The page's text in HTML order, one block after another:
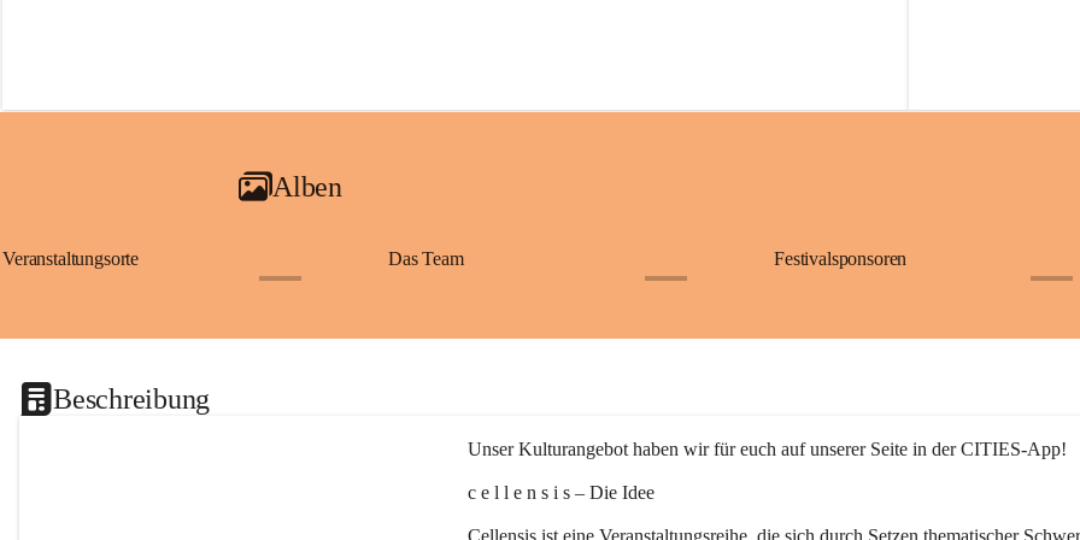
Alben
Veranstaltungsorte Das Team Festivalsponsoren
Beschreibung
Unser Kulturangebot haben wir für euch auf unserer Seite in der CITIES-App!
c e l l e n s i s – Die Idee
Cellensis ist eine Veranstaltungsreihe, die sich durch Setzen thematischer